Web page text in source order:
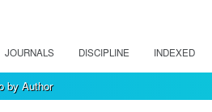
JOURNALS DISCIPLINE INDEXED
by Author